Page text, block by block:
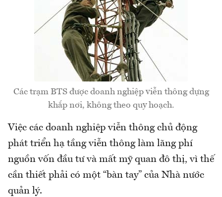
Các trạm BTS được doanh nghiệp viễn thông dựng
khắp nơi, không theo quy hoạch.
Việc các doanh nghiệp viễn thông chủ động
phát triển hạ tầng viễn thông làm lãng phí
nguồn vốn đầu tư và mất mỹ quan đô thị, vì thế
cần thiết phải có một “bàn tay” của Nhà nước
quản lý.